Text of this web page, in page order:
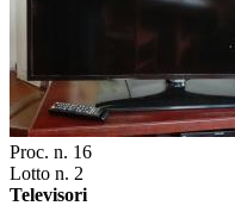
Proc. n. 16
Lotto n. 2
Televisori